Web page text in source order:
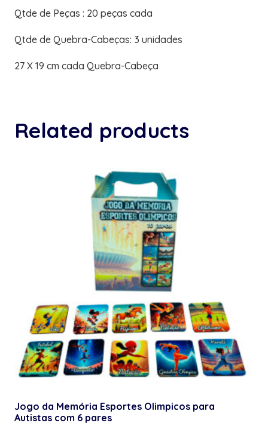
Qtde de Peças : 20 peças cada
Qtde de Quebra-Cabeças: 3 unidades
27 X 19 cm cada Quebra-Cabeça
Related products
Jogo da Memória Esportes Olimpicos para
Autistas com 6 pares